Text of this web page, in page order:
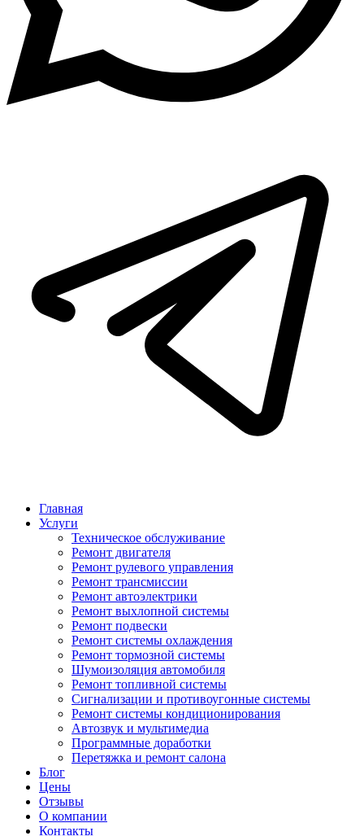
Главная
Услуги
Техническое обслуживание
Ремонт двигателя
Ремонт рулевого управления
Ремонт трансмиссии
Ремонт автоэлектрики
Ремонт выхлопной системы
Ремонт подвески
Ремонт системы охлаждения
Ремонт тормозной системы
Шумоизоляция автомобиля
Ремонт топливной системы
Сигнализации и противоугонные системы
Ремонт системы кондиционирования
Автозвук и мультимедиа
Программные доработки
Перетяжка и ремонт салона
Блог
Цены
Отзывы
О компании
Контакты